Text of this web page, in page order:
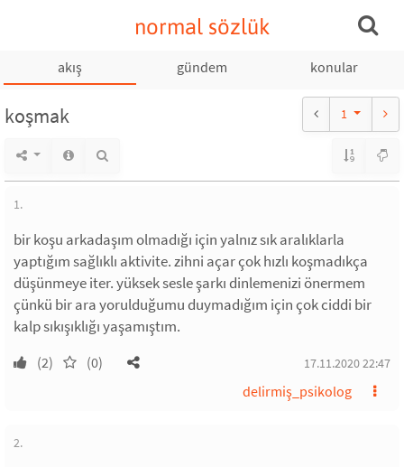
normal sözlük
akış gündem konular
koşmak 1
1.
bir koşu arkadaşım olmadığı için yalnız sık aralıklarla
yaptığım sağlıklı aktivite. zihni açar çok hızlı koşmadıkça
düşünmeye iter. yüksek sesle şarkı dinlemenizi önermem
çünkü bir ara yorulduğumu duymadığım için çok ciddi bir
kalp sıkışıklığı yaşamıştım.
(2) (0) 17.11.2020 22:47
delirmiş_psikolog
2.